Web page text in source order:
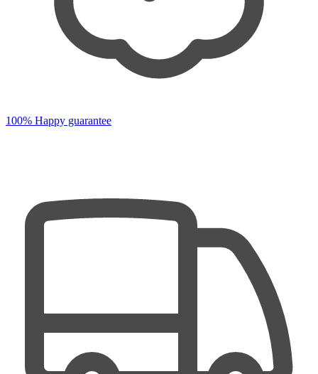
100% Happy guarantee